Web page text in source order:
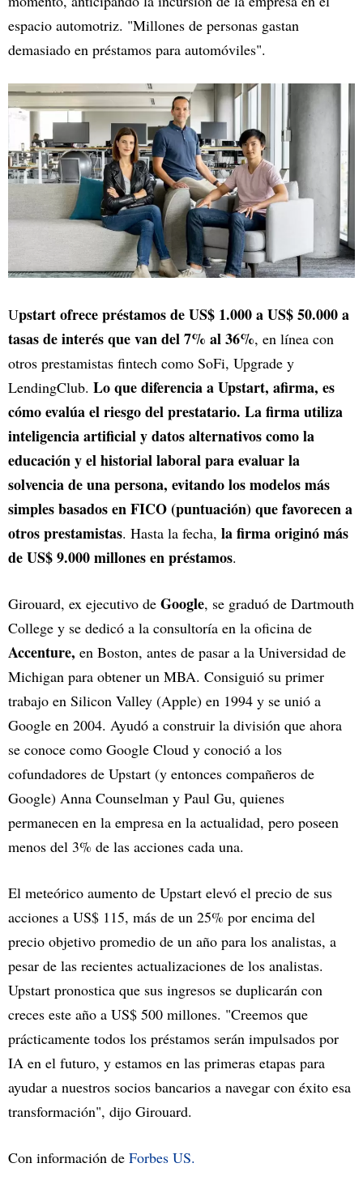
espacio automotriz. "Millones de personas gastan
demasiado en préstamos para automóviles".
Upstart ofrece préstamos de US$ 1.000 a US$ 50.000 a
tasas de interés que van del 7% al 36%, en línea con
otros prestamistas fintech como SoFi, Upgrade y
LendingClub. Lo que diferencia a Upstart, afirma, es
cómo evalúa el riesgo del prestatario. La firma utiliza
inteligencia artificial y datos alternativos como la
educación y el historial laboral para evaluar la
solvencia de una persona, evitando los modelos más
simples basados en FICO (puntuación) que favorecen a
otros prestamistas. Hasta la fecha, la firma originó más
de US$ 9.000 millones en préstamos.
Girouard, ex ejecutivo de Google, se graduó de Dartmouth
College y se dedicó a la consultoría en la oficina de
Accenture, en Boston, antes de pasar a la Universidad de
Michigan para obtener un MBA. Consiguió su primer
trabajo en Silicon Valley (Apple) en 1994 y se unió a
Google en 2004. Ayudó a construir la división que ahora
se conoce como Google Cloud y conoció a los
cofundadores de Upstart (y entonces compañeros de
Google) Anna Counselman y Paul Gu, quienes
permanecen en la empresa en la actualidad, pero poseen
menos del 3% de las acciones cada una.
El meteórico aumento de Upstart elevó el precio de sus
acciones a US$ 115, más de un 25% por encima del
precio objetivo promedio de un año para los analistas, a
pesar de las recientes actualizaciones de los analistas.
Upstart pronostica que sus ingresos se duplicarán con
creces este año a US$ 500 millones. "Creemos que
prácticamente todos los préstamos serán impulsados por
IA en el futuro, y estamos en las primeras etapas para
ayudar a nuestros socios bancarios a navegar con éxito esa
transformación", dijo Girouard.
Con información de Forbes US.